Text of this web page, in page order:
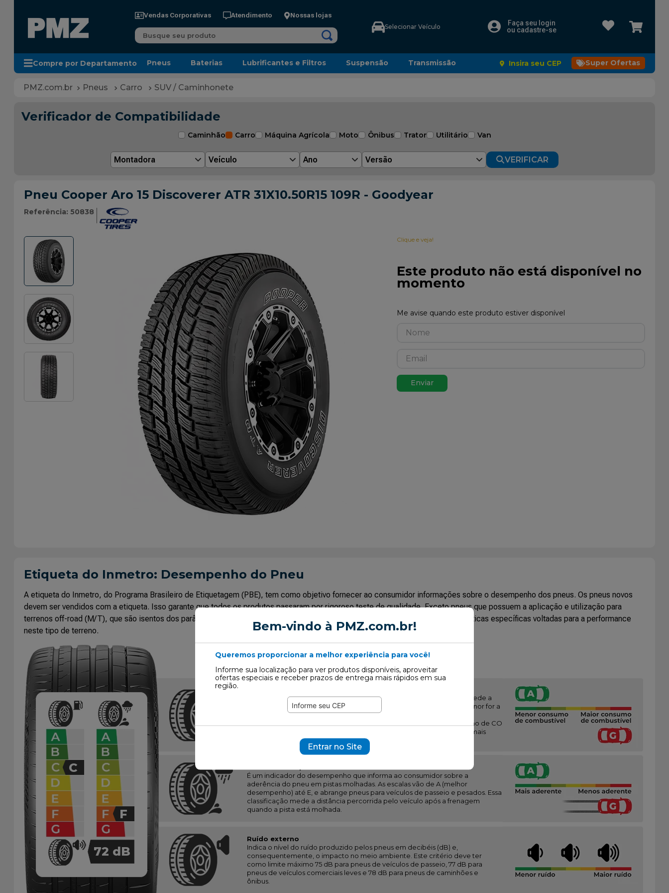
Bem-vindo à PMZ.com.br!
Queremos proporcionar a melhor experiência para você!
Informe sua localização para ver produtos disponíveis, aproveitar
ofertas especiais e receber prazos de entrega mais rápidos em sua
região.
Entrar no Site
Vendas Corporativas Atendimento Nossas lojas
Busque seu produto Selecionar Veículo
Faça seu login
ou cadastre-se
Compre por Departamento Pneus Baterias Lubrificantes e Filtros Suspensão Transmissão Insira seu CEP Super Ofertas
Pneus Carro SUV / Caminhonete
Verificador de Compatibilidade
Caminhão Carro Máquina Agrícola Moto Ônibus Trator Utilitário Van
Montadora Veículo Ano Versão VERIFICAR
Pneu Cooper Aro 15 Discoverer ATR 31X10.50R15 109R - Goodyear
Referência: 50838
Clique e veja!
Este produto não está disponível no
momento
Enviar
Etiqueta do Inmetro: Desempenho do Pneu
A etiqueta do Inmetro, do Programa Brasileiro de Etiquetagem (PBE), tem como objetivo fornecer ao consumidor informações sobre o desempenho dos pneus. Os pneus novos
devem ser vendidos com a etiqueta. Isso garante que todos os produtos passaram por rigoroso teste de qualidade. Exceto pneus que possuem a aplicação e utilização para
terrenos off-road (M/T), que são isentos dos parâmetros base indicados pelo Inmetro pois sua utilização necessita de características específicas voltadas para a performance
neste tipo de terreno.
C
F
72 dB
Está diretamente relacionada à eficiência energética, uma vez que mede a
energia absorvida quando o pneu está rodando. Com isso, quanto menor for a
resistência ao rodar, menor será o consumo de combustível e,
consequentemente, menor será o impacto ao meio ambiente (emissão de CO
2 ). Na etiqueta, os pneus serão classificados em seis níveis, sendo A o mais
eficiente e até F.
É um indicador do desempenho que informa ao consumidor sobre a
aderência do pneu em pistas molhadas. As escalas vão de A (melhor
desempenho) até E, e abrange pneus para veículos de passeio e pesados. Essa
classificação mede a distância percorrida pelo veículo após a frenagem
quando a pista está molhada.
Ruído externo
Indica o nível do ruído produzido pelos pneus em decibéis (dB) e,
consequentemente, o impacto no meio ambiente. Este critério deve ter
como limite máximo 75 dB para pneus de veículos de passeio, 77 dB para
pneus de veículos comerciais leves e 78 dB para pneus de caminhões e
ônibus.